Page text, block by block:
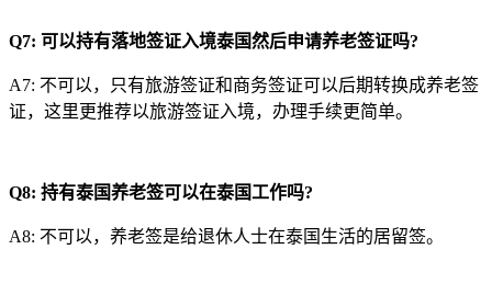
Q7: 可以持有落地签证入境泰国然后申请养老签证吗?
A7: 不可以，只有旅游签证和商务签证可以后期转换成养老签
证，这里更推荐以旅游签证入境，办理手续更简单。
Q8: 持有泰国养老签可以在泰国工作吗?
A8: 不可以，养老签是给退休人士在泰国生活的居留签。